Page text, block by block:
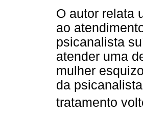
O autor relata
ao
psicanalista
atender uma
mulher
da
tratamento